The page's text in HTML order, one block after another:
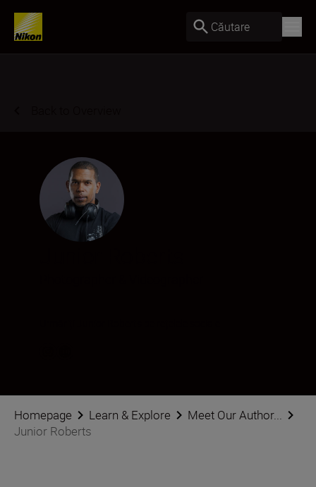
Căutare
Homepage Learn & Explore
Meet Our Author...
Junior Roberts